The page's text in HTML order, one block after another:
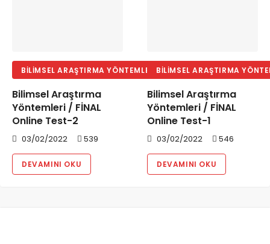
BILIMSEL ARAŞTIRMA YÖNTEMLERI
Bilimsel Araştırma
Yöntemleri / FİNAL
Online Test-2
03/02/2022 539
DEVAMINI OKU
BILIMSEL ARAŞTIRMA
Bilimsel Araştırma
Yöntemleri / FİNAL
Online Test-1
03/02/2022 546
DEVAMINI OKU